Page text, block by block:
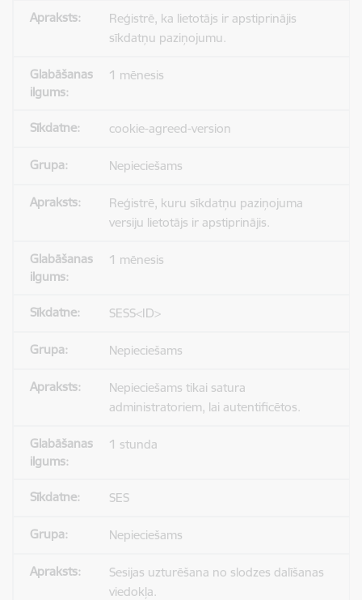
Reģistrē, ka lietotājs ir apstiprinājis
sīkdatņu paziņojumu.
1 mēnesis
cookie-agreed-version
Nepieciešams
Reģistrē, kuru sīkdatņu paziņojuma
versiju lietotājs ir apstiprinājis.
1 mēnesis
SESS<ID>
Nepieciešams
Nepieciešams tikai satura
administratoriem, lai autentificētos.
1 stunda
SES
Nepieciešams
Sesijas uzturēšana no slodzes dalīšanas
viedokļa.